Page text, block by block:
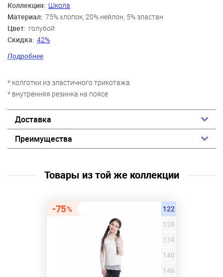
Коллекция: Школа
Материал: 75% хлопок, 20% нейлон, 5% эластан
Цвет: голубой
Скидка: 42%
Девочки
Возраст: 7 лет-8 лет, 9 лет-10 лет, 11 лет-12 лет
Подробнее
* колготки из эластичного трикотажа
* внутренняя резинка на поясе
Доставка
Преимущества
Товары из той же коллекции
75
122
128
134
140
146